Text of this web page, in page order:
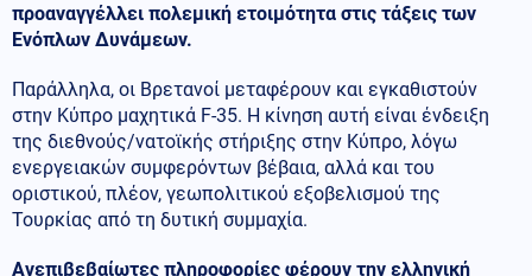
προαναγγέλλει πολεμική ετοιμότητα στις τάξεις των
Ενόπλων Δυνάμεων.
Παράλληλα, οι Βρετανοί μεταφέρουν και εγκαθιστούν
στην Κύπρο μαχητικά F-35. Η κίνηση αυτή είναι ένδειξη
της διεθνούς/νατοϊκής στήριξης στην Κύπρο, λόγω
ενεργειακών συμφερόντων βέβαια, αλλά και του
οριστικού, πλέον, γεωπολιτικού εξοβελισμού της
Τουρκίας από τη δυτική συμμαχία.
Ανεπιβεβαίωτες πληροφορίες φέρουν την ελληνική